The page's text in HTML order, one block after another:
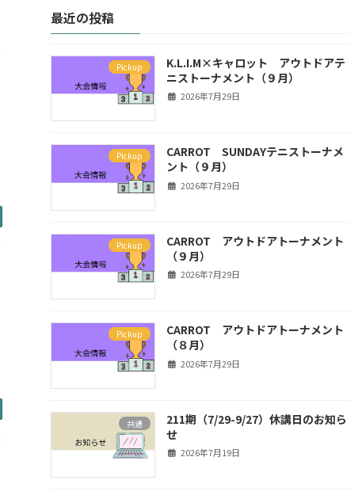
最近の投稿
Pickup
K.L.I.M×キャロット アウトドアテ
ニストーナメント（９月）
2026年7月29日
Pickup
CARROT SUNDAYテニストーナメ
ント（９月）
2026年7月29日
Pickup
CARROT アウトドアトーナメント
（９月）
2026年7月29日
Pickup
CARROT アウトドアトーナメント
（８月）
2026年7月29日
共通
211期（7/29-9/27）休講日のお知ら
せ
2026年7月19日